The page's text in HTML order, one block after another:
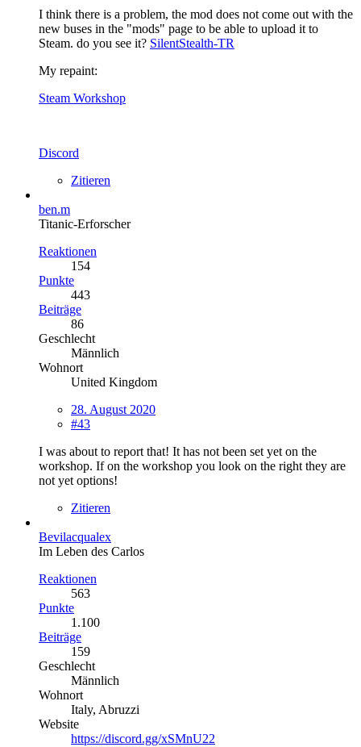
I think there is a problem, the mod does not come out with the
new buses in the "mods" page to be able to upload it to
Steam. do you see it? SilentStealth-TR
My repaint:
Steam Workshop
Discord
Zitieren
ben.m
Titanic-Erforscher
Reaktionen
154
Punkte
443
Beiträge
86
Geschlecht
Männlich
Wohnort
United Kingdom
28. August 2020
#43
I was about to report that! It has not been set yet on the
workshop. If on the workshop you look on the right they are
not yet options!
Zitieren
Bevilacqualex
Im Leben des Carlos
Reaktionen
563
Punkte
1.100
Beiträge
159
Geschlecht
Männlich
Wohnort
Italy, Abruzzi
Website
https://discord.gg/xSMnU22